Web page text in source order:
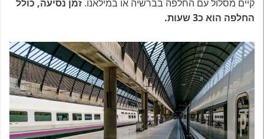
קיים מסלול עם החלפה בברשיה או במילאנו. זמן נסיעה, כולל
החלפה הוא כ3 שעות.